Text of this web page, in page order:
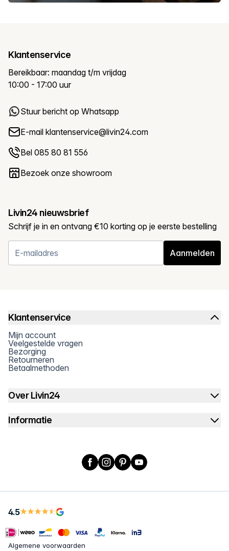
Klantenservice
Bereikbaar: maandag t/m vrijdag
10:00 - 17:00 uur
Stuur bericht op Whatsapp
E-mail klantenservice@livin24.com
Bel 085 80 81 556
Bezoek onze showroom
Livin24 nieuwsbrief
Schrijf je in en ontvang €10 korting op je eerste bestelling
Aanmelden
Klantenservice
Mijn account
Veelgestelde vragen
Bezorging
Retourneren
Betaalmethoden
Over Livin24
Informatie
Facebook
Instagram
PinterestYouTube
4.5
Algemene voorwaarden